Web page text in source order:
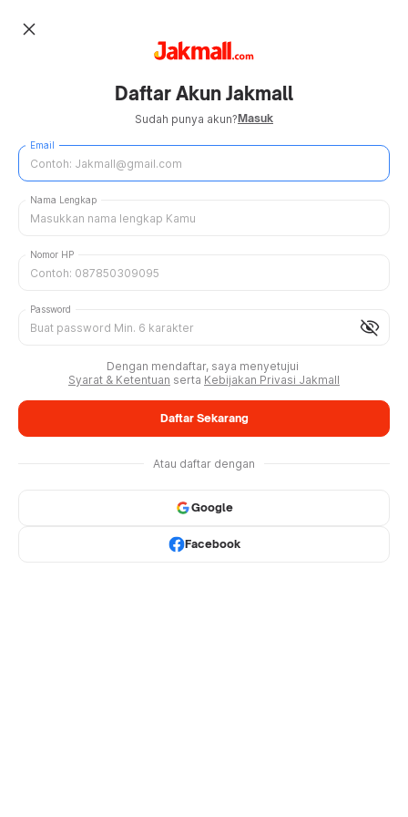
close
Daftar Akun Jakmall
Sudah punya akun?Masuk
Email
Nama Lengkap
Nomor HP
visibility_off
Password
Dengan mendaftar, saya menyetujui
Syarat & Ketentuan serta Kebijakan Privasi Jakmall
Daftar Sekarang
Atau daftar dengan
Google
Facebook